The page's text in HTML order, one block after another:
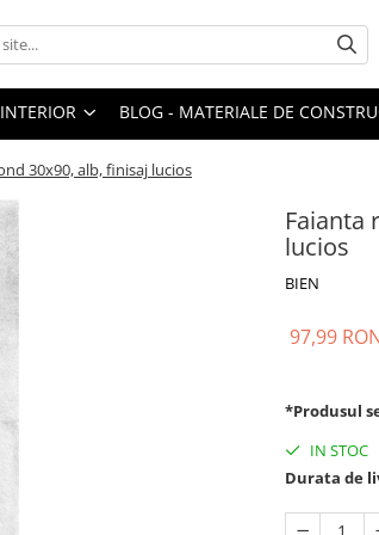
BLOG - MATERIALE DE
30x90, alb, finisaj lucios
Faianta
lucios
BIEN
97,99
*Produsul
IN STOC
Durata de